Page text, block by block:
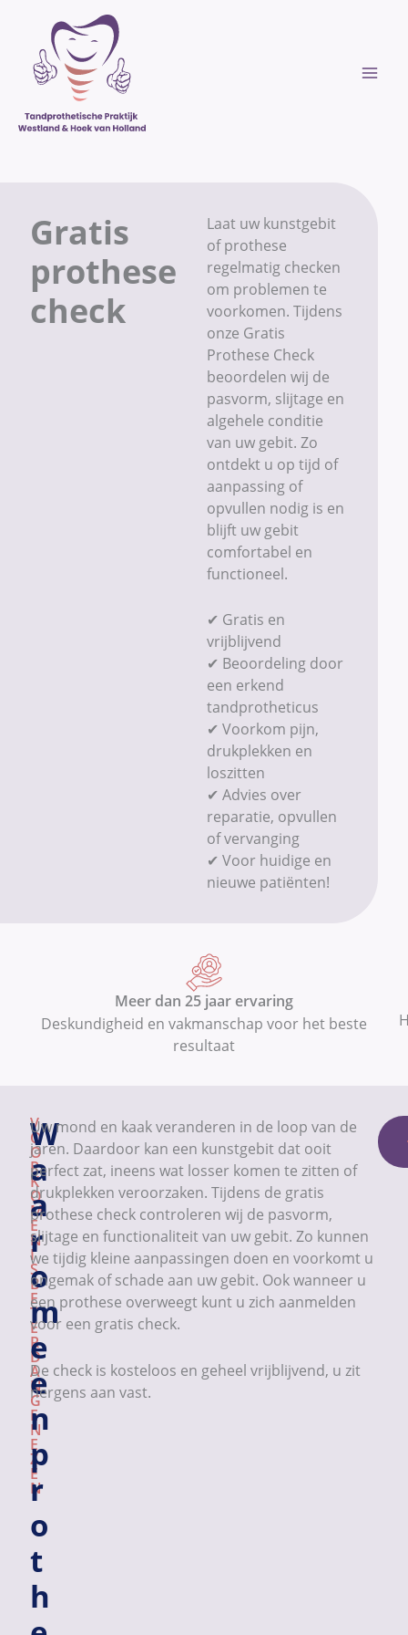
inhoud
Gratis
prothese
check
Laat uw kunstgebit
of prothese
regelmatig checken
om problemen te
voorkomen. Tijdens
onze Gratis
Prothese Check
beoordelen wij de
pasvorm, slijtage en
algehele conditie
van uw gebit. Zo
ontdekt u op tijd of
aanpassing of
opvullen nodig is en
blijft uw gebit
comfortabel en
functioneel.
✔ Gratis en
vrijblijvend
✔ Beoordeling door
een erkend
tandprotheticus
✔ Voorkom pijn,
drukplekken en
loszitten
✔ Advies over
reparatie, opvullen
of vervanging
✔ Voor huidige en
nieuwe patiënten!
Meer dan 25 jaar ervaring
Deskundigheid en vakmanschap voor het beste
resultaat
V
O
O
R
K
O
M
E
N
I
S
B
E
T
E
R
D
A
N
G
E
N
E
Z
E
N
W
a
a
r
o
m
e
e
n
p
r
o
t
h
Uw mond en kaak veranderen in de loop van de
jaren. Daardoor kan een kunstgebit dat ooit
perfect zat, ineens wat losser komen te zitten of
drukplekken veroorzaken. Tijdens de gratis
prothese check controleren wij de pasvorm,
slijtage en functionaliteit van uw gebit. Zo kunnen
we tijdig kleine aanpassingen doen en voorkomt u
ongemak of schade aan uw gebit. Ook wanneer u
een prothese overweegt kunt u zich aanmelden
voor een gratis check.
De check is kosteloos en geheel vrijblijvend, u zit
nergens aan vast.